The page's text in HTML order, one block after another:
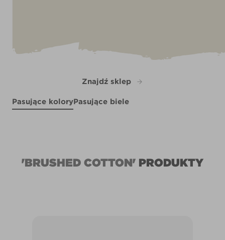
Znajdź sklep
Pasujące koloryPasujące biele
'BRUSHED COTTON' PRODUKTY